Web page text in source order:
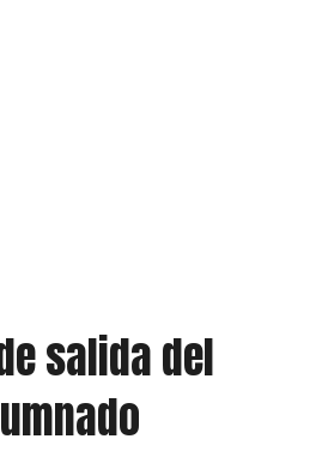
salida del